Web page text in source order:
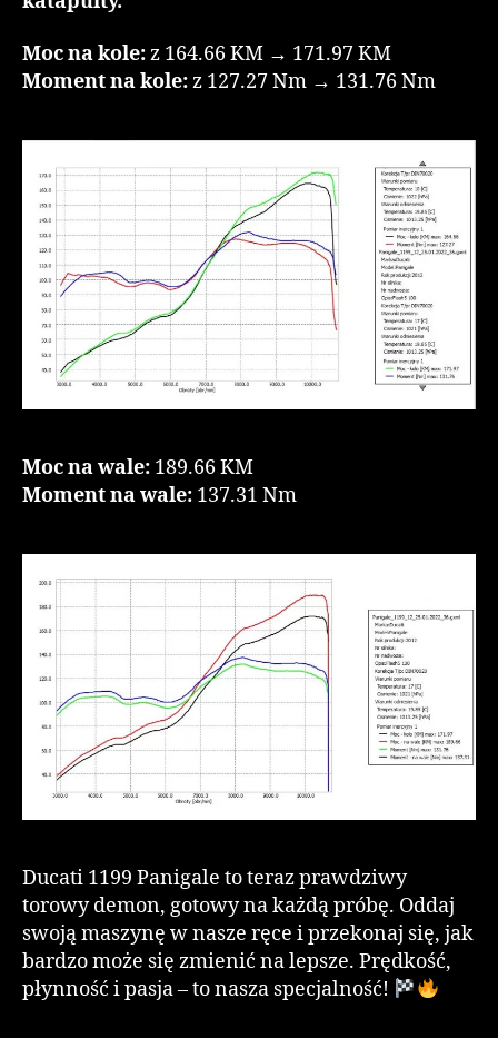
Moc na kole:z 164.66 KM → 171.97 KM
Moment na kole:z 127.27 Nm → 131.76 Nm
Moc na wale: 189.66 KM
Moment na wale: 137.31 Nm
Ducati 1199 Panigale to teraz prawdziwy
torowy demon, gotowy na każdą próbę. Oddaj
swoją maszynę w nasze ręce i przekonaj się, jak
bardzo może się zmienić na lepsze. Prędkość,
płynność i pasja – to nasza specjalność!